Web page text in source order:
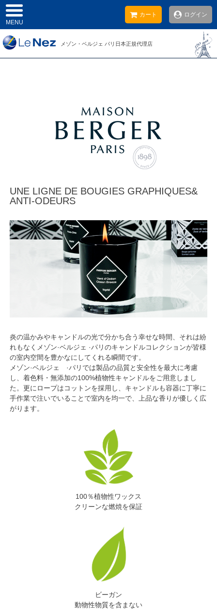
メゾン・ベルジェ パリ日本正規代理店
カート
ログイン
MENU
UNE LIGNE DE BOUGIES GRAPHIQUES&
ANTI-ODEURS
炎の温かみやキャンドルの光で分かち合う幸せな時間、それは紛
れもなくメゾン·ベルジェ ·パリのキャンドルコレクションが皆様
の室内空間を豊かなにしてくれる瞬間です。
メゾン·ベルジェ ·パリでは製品の品質と安全性を最大に考慮
し、着色料・無添加の100%植物性キャンドルをご用意しまし
た。更にロープはコットンを採用し、キャンドルも容器に丁寧に
手作業で注いでいることで室内を均一で、上品な香りが優しく広
がります。
100％植物性ワックス
クリーンな燃焼を保証
ビーガン
動物性物質を含まない